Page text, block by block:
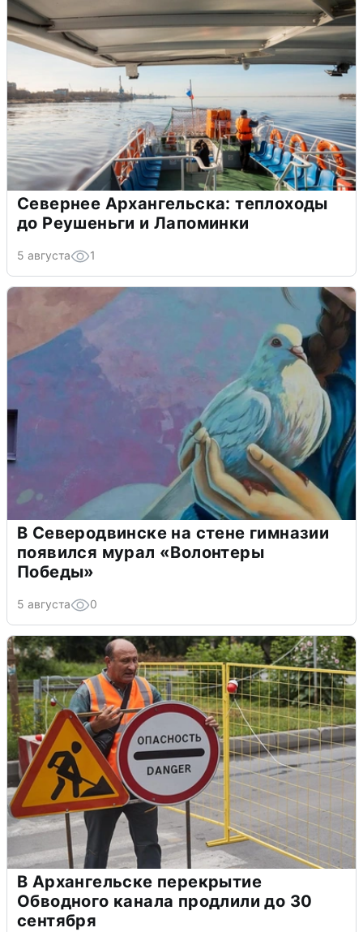
Севернее Архангельска: теплоходы
до Реушеньги и Лапоминки
5 августа 1
В Северодвинске на стене гимназии
появился мурал «Волонтеры
Победы»
5 августа 0
В Архангельске перекрытие
Обводного канала продлили до 30
сентября